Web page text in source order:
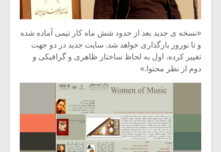
«نسخه ی جدید بعد از حدود شش ماه کار تیمی آماده شده
و تا نوروز بارگذاری خواهد شد. سایت جدید در دو جهت
تغییر کرده، اول به لحاظ ساختار ظاهری و گرافیکی و
دوم از نظر محتوا.»